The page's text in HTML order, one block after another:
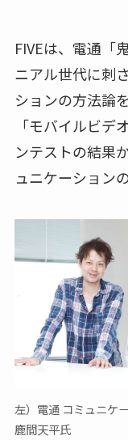
FIVEは、電通「
ニアル世代に刺
ションの方法論
「モバイルビデ
ンテストの結果
ュニケーション
左）電通 コミュニケ
鹿間天平氏